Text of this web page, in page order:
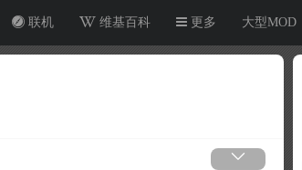
联机 维基百科 更多 大型MOD